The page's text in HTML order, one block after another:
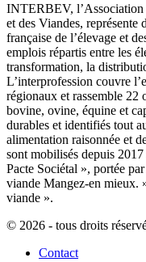
INTERBEV, l’Association
et des Viandes, représente
française de l’élevage et
emplois répartis entre les
transformation, la
L’interprofession couvre
régionaux et rassemble 22
bovine, ovine, équine et
durables et identifiés tout
alimentation raisonnée et
sont mobilisés depuis
Pacte Sociétal », portée
viande Mangez-en mieux.
viande ».
© 2026 - tous droits
Contact